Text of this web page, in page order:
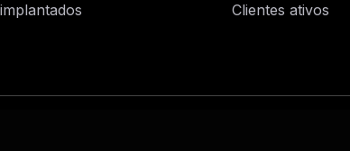
Clientes ativos